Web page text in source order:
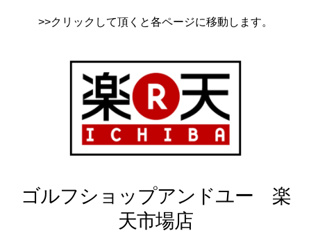
>>クリックして頂くと各ページに移動します。
ゴルフショップアンドユー 楽
天市場店